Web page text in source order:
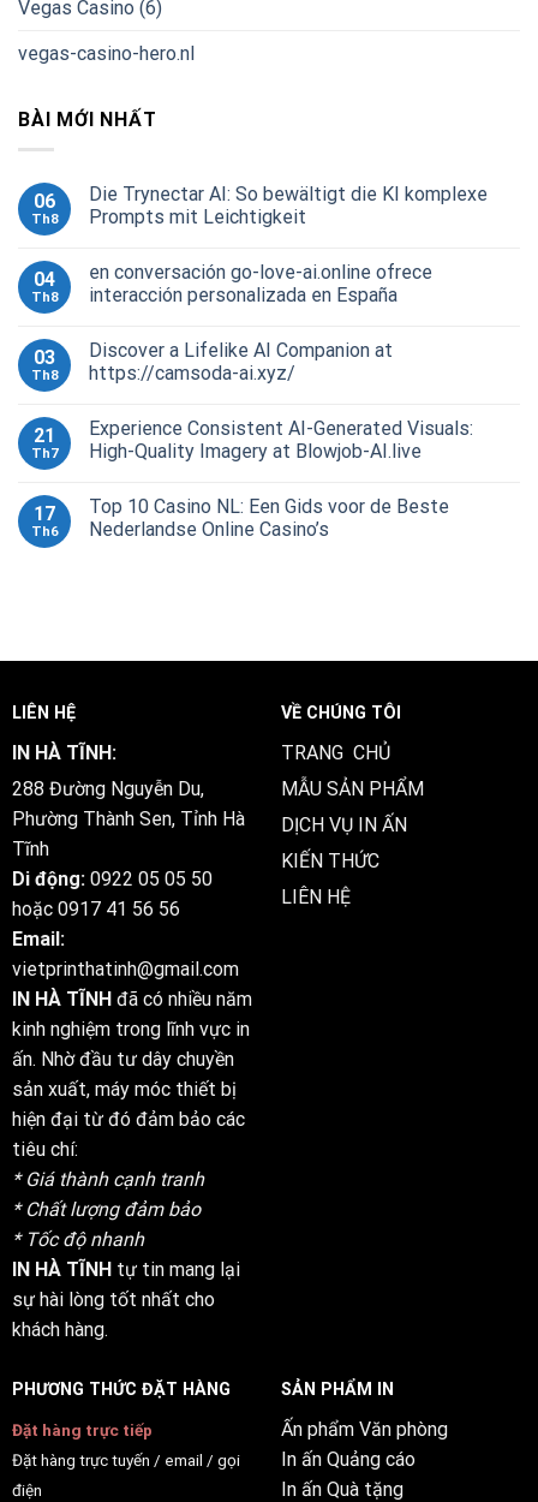
Vegas Casino (6)
vegas-casino-hero.nl
BÀI MỚI NHẤT
06
Th8
Die Trynectar AI: So bewältigt die KI komplexe
Prompts mit Leichtigkeit
04
Th8
en conversación go-love-ai.online ofrece
interacción personalizada en España
03
Th8
Discover a Lifelike AI Companion at
https://camsoda-ai.xyz/
21
Th7
Experience Consistent AI-Generated Visuals:
High-Quality Imagery at Blowjob-AI.live
17
Th6
Top 10 Casino NL: Een Gids voor de Beste
Nederlandse Online Casino’s
LIÊN HỆ
IN HÀ TĨNH:
288 Đường Nguyễn Du,
Phường Thành Sen, Tỉnh Hà
Tĩnh
Di động: 0922 05 05 50
hoặc 0917 41 56 56
Email:
vietprinthatinh@gmail.com
IN HÀ TĨNH đã có nhiều năm
kinh nghiệm trong lĩnh vực in
ấn. Nhờ đầu tư dây chuyền
sản xuất, máy móc thiết bị
hiện đại từ đó đảm bảo các
tiêu chí:
* Giá thành cạnh tranh
* Chất lượng đảm bảo
* Tốc độ nhanh
IN HÀ TĨNHtự tin mang lại
sự hài lòng tốt nhất cho
khách hàng.
VỀ CHÚNG TÔI
TRANG CHỦ
MẪU SẢN PHẨM
DỊCH VỤ IN ẤN
KIẾN THỨC
LIÊN HỆ
PHƯƠNG THỨC ĐẶT HÀNG
Đặt hàng trực tiếp
Đặt hàng trực tuyến / email / gọi
điện
SẢN PHẨM IN
Ấn phẩm Văn phòng
In ấn Quảng cáo
In ấn Quà tặng